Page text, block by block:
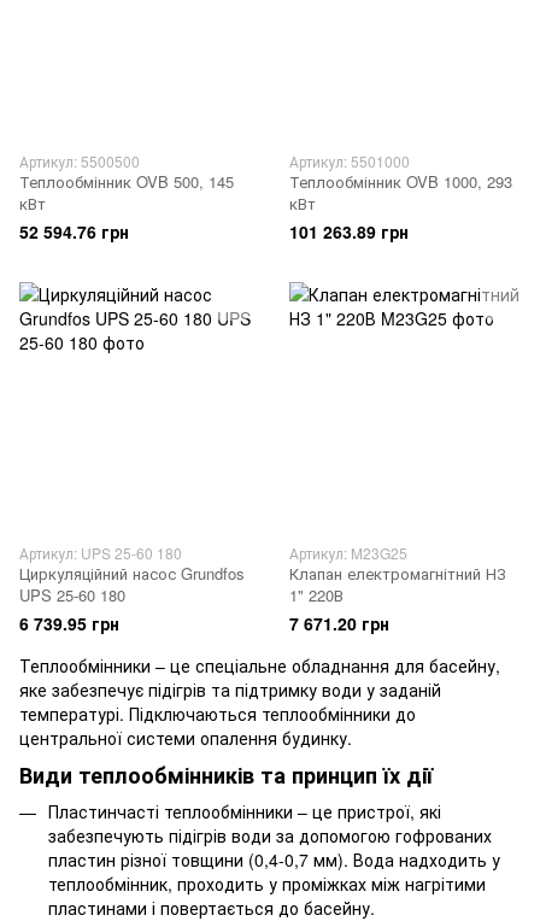
Артикул: 5500500
Теплообмінник OVB 500, 145
кВт
52 594.76 грн
Артикул: 5501000
Теплообмінник OVB 1000, 293
кВт
101 263.89 грн
Артикул: UPS 25-60 180
Циркуляційний насос Grundfos
UPS 25-60 180
6 739.95 грн
Артикул: M23G25
Клапан електромагнітний НЗ
1" 220В
7 671.20 грн
Теплообмінники – це спеціальне обладнання для басейну,
яке забезпечує підігрів та підтримку води у заданій
температурі. Підключаються теплообмінники до
центральної системи опалення будинку.
Види теплообмінників та принцип їх дії
Пластинчасті теплообмінники – це пристрої, які
забезпечують підігрів води за допомогою гофрованих
пластин різної товщини (0,4-0,7 мм). Вода надходить у
теплообмінник, проходить у проміжках між нагрітими
пластинами і повертається до басейну.